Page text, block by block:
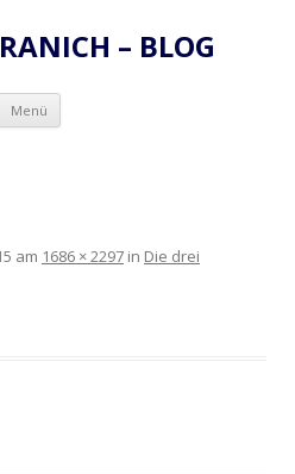
– BLOG
Menü Zum
springen
am 1686 × 2297 in Die drei